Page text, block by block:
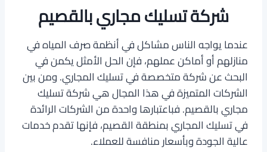
شركة تسليك مجاري بالقصيم
عندما يواجه الناس مشاكل في أنظمة صرف المياه في
منازلهم أو أماكن عملهم، فإن الحل الأمثل يكمن في
البحث عن شركة متخصصة في تسليك المجاري. ومن بين
الشركات المتميزة في هذا المجال هي شركة تسليك
مجاري بالقصيم. فباعتبارها واحدة من الشركات الرائدة
في تسليك المجاري بمنطقة القصيم، فإنها تقدم خدمات
عالية الجودة وبأسعار منافسة للعملاء.